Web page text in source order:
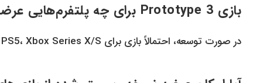
بازی Prototype 3 برای چه پلتفرم‌هایی عرضه خواهد شد؟
در صورت توسعه، احتمالاً بازی برای PS5، Xbox Series X/S و PC منتشر خواهد شد.